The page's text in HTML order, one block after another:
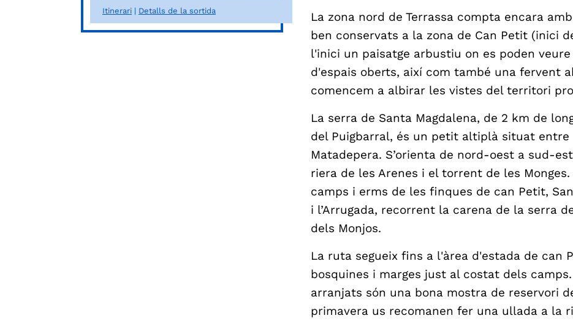
Itinerari Detalls de la sortida
La zona nord de Terrassa compta encara
ben conservats a la zona de Can Petit (inici
l'inici un paisatge arbustiu on es poden
d'espais oberts, així com també una fervent
comencem a albirar les vistes del territori
La serra de Santa Magdalena, de 2 km de
del Puigbarral, és un petit altiplà situat entre
Matadepera. S’orienta de nord-oest a sud-
riera de les Arenes i el torrent de les
camps i erms de les finques de can Petit,
i l’Arrugada, recorrent la carena de la serra
dels Monjos.
La ruta segueix fins a l'àrea d'estada de can
bosquines i marges just al costat dels
arranjats són una bona mostra de reservori
primavera us recomanen fer una ullada a la